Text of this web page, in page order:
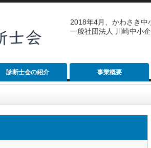
2018年4月、かわさき中
一般社団法人 川崎中小
診断士会の紹介 事業概要